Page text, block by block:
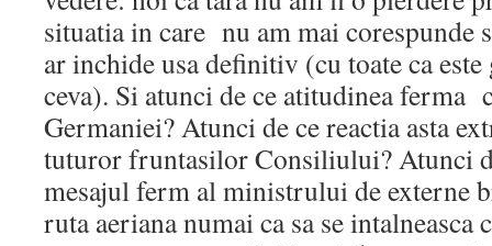
situatia in care nu am mai corespunde
ar inchide usa definitiv (cu toate ca este
ceva). Si atunci de ce atitudinea ferma
Germaniei? Atunci de ce reactia asta
tuturor fruntasilor Consiliului? Atunci
mesajul ferm al ministrului de externe
ruta aeriana numai ca sa se